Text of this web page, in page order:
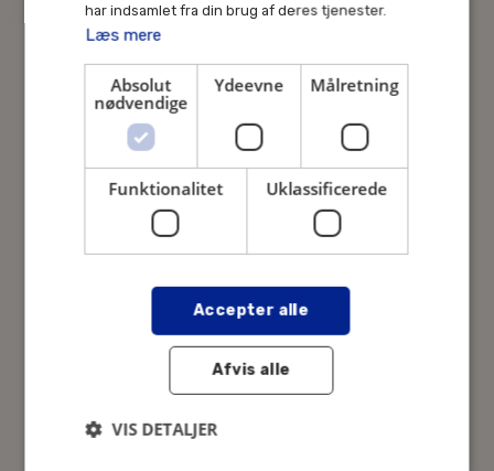
har indsamlet fra din brug af deres tjenester.
Læs mere
Absolut
nødvendige
Ydeevne Målretning
Funktionalitet Uklassificerede
Accepter alle
Afvis alle
VIS DETALJER